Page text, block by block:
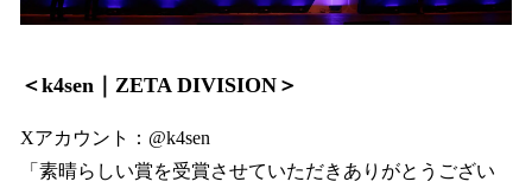
＜k4sen｜ZETA DIVISION＞
Xアカウント：@k4sen
「素晴らしい賞を受賞させていただきありがとうござい